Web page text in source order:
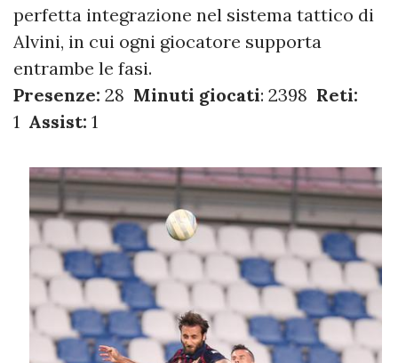
perfetta integrazione nel sistema tattico di
Alvini, in cui ogni giocatore supporta
entrambe le fasi.
Presenze: 28 Minuti giocati: 2398 Reti:
1 Assist: 1